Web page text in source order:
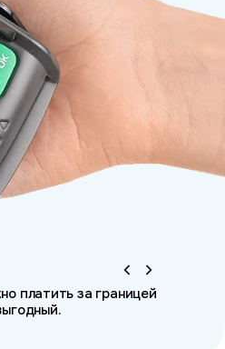
платить за границей